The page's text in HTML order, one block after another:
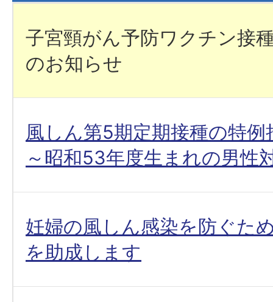
子宮頸がん予防ワクチン接
のお知らせ
風しん第5期定期接種の特
～昭和53年度生まれの男性
妊婦の風しん感染を防ぐた
を助成します